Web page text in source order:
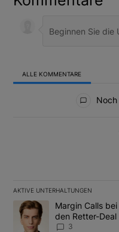
ALLE KOMMENTARE
Noch
AKTIVE UNTERHALTUNGEN
Das Folgende ist eine
Ein Trendartikel mit dem
Margin Calls
den Retter-Deal
3